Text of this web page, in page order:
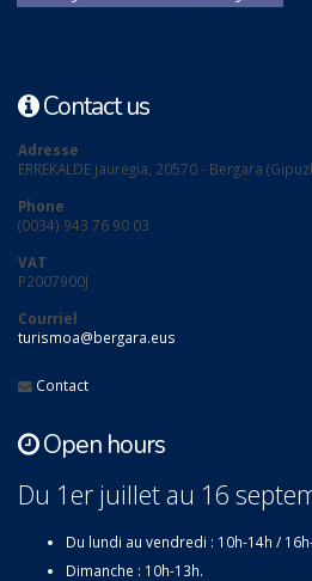
Contact us
Adresse
ERREKALDE jauregia, 20570 - Bergara
Phone
(0034) 943 76 90 03
VAT
P2007900J
Courriel
turismoa@bergara.eus
Contact
Open hours
Du 1er juillet au 16
Du lundi au vendredi : 10h-14h /
Dimanche : 10h-13h.